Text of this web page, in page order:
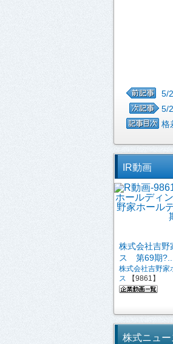
5/
5/
格
IR動画
株式会社吉野
ス 第69期
株式会社吉野家
ス 【9861】
株式ニュー